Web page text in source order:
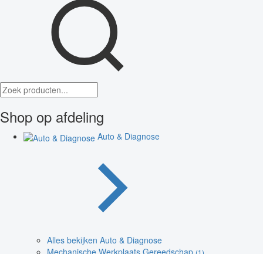
Shop op afdeling
Auto & Diagnose
Alles bekijken Auto & Diagnose
Mechanische Werkplaats Gereedschap (1)